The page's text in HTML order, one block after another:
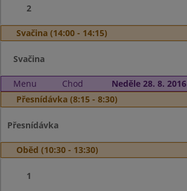
2
Svačina (14:00 - 14:15)
Svačina
Menu Chod
Neděle 28. 8. 2016
Přesnídávka (8:15 - 8:30)
Přesnídávka
Oběd (10:30 - 13:30)
1